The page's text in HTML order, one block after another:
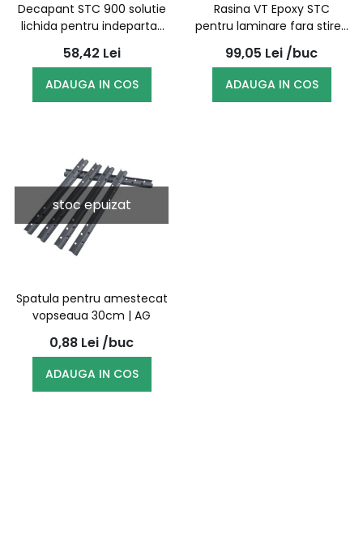
Decapant STC 900 solutie
lichida pentru indepartat
vopsea la rece, 1L
58,42 Lei
ADAUGA IN COS
Rasina VT Epoxy STC
pentru laminare fara stiren
1l cu intaritor 25ml
99,05 Lei /buc
ADAUGA IN COS
stoc epuizat
Spatula pentru amestecat
vopseaua 30cm | AG
0,88 Lei /buc
ADAUGA IN COS